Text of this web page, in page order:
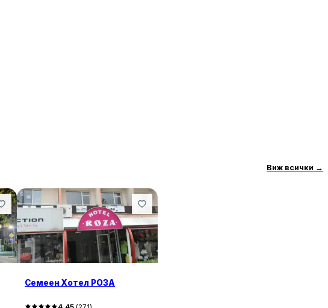
Виж всички →
Семеен Хотел РОЗА